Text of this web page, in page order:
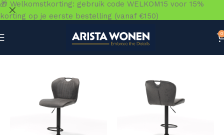
0
🎁 Welkomstkorting: gebruik code WELKOM15 voor 15%
korting op je eerste bestelling (vanaf €150)